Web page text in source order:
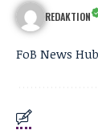
REDAKTION
FoB News